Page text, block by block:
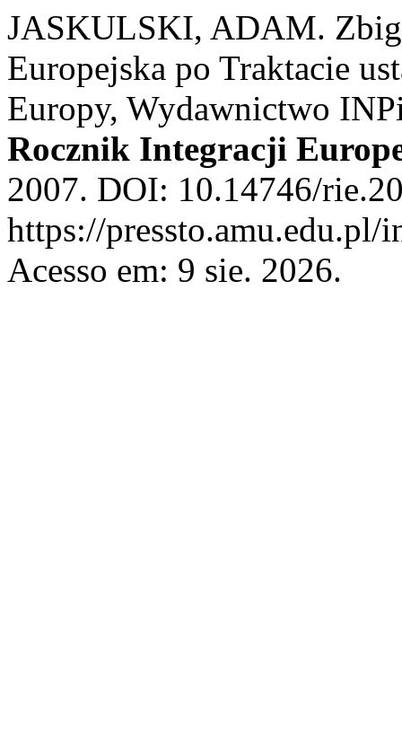
JASKULSKI, ADAM.
Europejska po Traktacie
Europy, Wydawnictwo
Rocznik Integracji
2007. DOI: 10.14746/
https://
Acesso em: 9 sie. 2026.